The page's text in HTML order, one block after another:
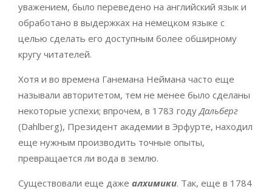
уважением, было переведено на английский язык и
обработано в выдержках на немецком языке с
целью сделать его доступным более обширному
кругу читателей.
Хотя и во времена Ганемана Неймана часто еще
называли авторитетом, тем не менее было сделаны
некоторые успехи; впрочем, в 1783 годуДальберг
(Dahlberg), Президент академии в Эрфурте, находил
еще нужным производить точные опыты,
превращается ли вода в землю.
Существовали еще даже алхимики. Так, еще в 1784